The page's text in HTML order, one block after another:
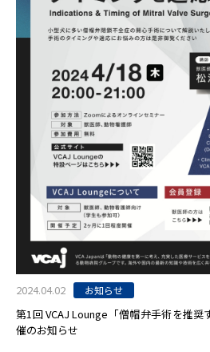
2024.04.02 お知らせ
第1回 VCAJ Lounge「僧帽弁手術を推
催のお知らせ